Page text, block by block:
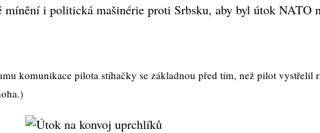
i politická mašinérie proti Srbsku, aby byl útok NATO
komunikace pilota stíhačky se základnou před tím, než pilot